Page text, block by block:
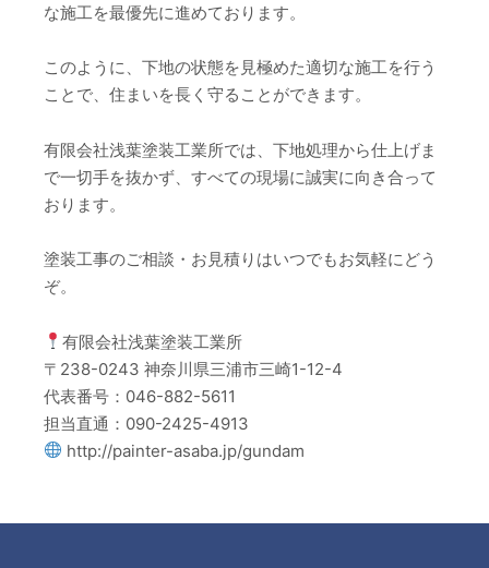
な施工を最優先に進めております。
このように、下地の状態を見極めた適切な施工を行う
ことで、住まいを長く守ることができます。
有限会社浅葉塗装工業所では、下地処理から仕上げま
で一切手を抜かず、すべての現場に誠実に向き合って
おります。
塗装工事のご相談・お見積りはいつでもお気軽にどう
ぞ。
有限会社浅葉塗装工業所
〒238-0243 神奈川県三浦市三崎1-12-4
代表番号：046-882-5611
担当直通：090-2425-4913
http://painter-asaba.jp/gundam